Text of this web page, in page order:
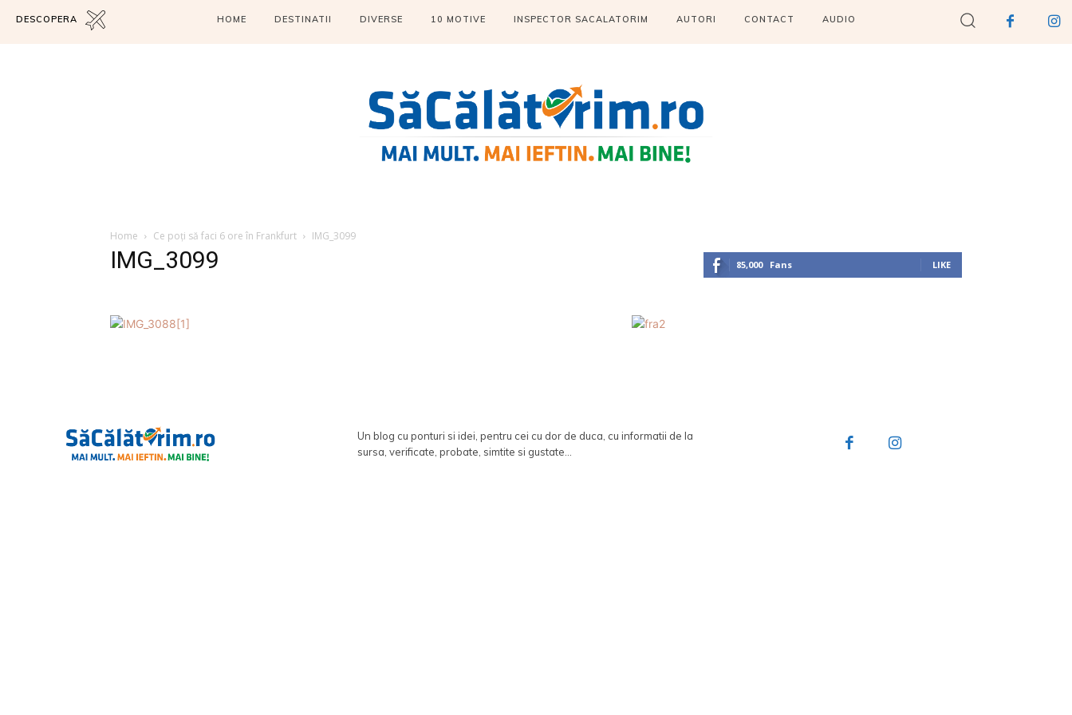
DESCOPERA HOME DESTINATII DIVERSE 10 MOTIVE INSPECTOR SACALATORIM AUTORI CONTACT AUDIO
Home Ce poți să faci 6 ore în Frankfurt IMG_3099
IMG_3099 85,000 Fans LIKE
Un blog cu ponturi si idei, pentru cei cu dor de duca, cu informatii de la
sursa, verificate, probate, simtite si gustate...